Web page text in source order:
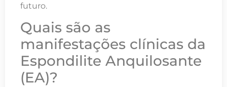
futuro.
Quais são as
manifestações clínicas da
Espondilite Anquilosante
(EA)?